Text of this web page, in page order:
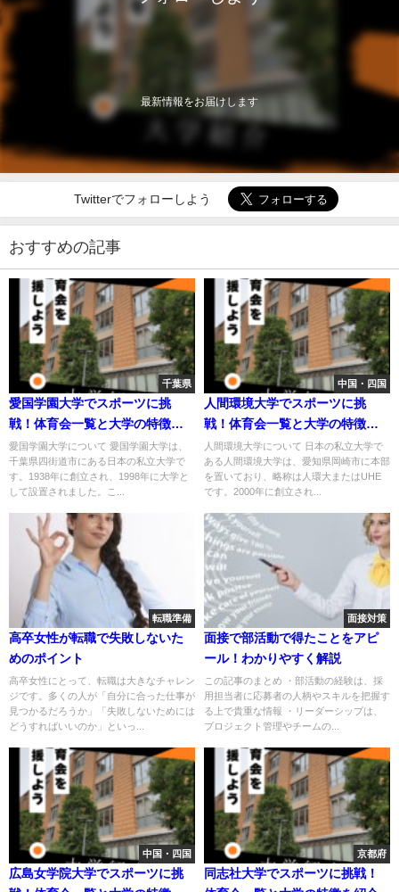
最新情報をお届けします
Twitterでフォローしよう
おすすめの記事
千葉県
愛国学園大学でスポーツに挑
戦！体育会一覧と大学の特徴を
紹介
愛国学園大学について 愛国学園大学は、
千葉県四街道市にある日本の私立大学で
す。1938年に創立され、1998年に大学と
して設置されました。こ...
中国・四国
人間環境大学でスポーツに挑
戦！体育会一覧と大学の特徴を
紹介
人間環境大学について 日本の私立大学で
ある人間環境大学は、愛知県岡崎市に本部
を置いており、略称は人環大またはUHE
です。2000年に創立され...
転職準備
高卒女性が転職で失敗しないた
めのポイント
高卒女性にとって、転職は大きなチャレン
ジです。多くの人が「自分に合った仕事が
見つかるだろうか」「失敗しないためには
どうすればいいのか」といっ...
面接対策
面接で部活動で得たことをアピ
ール！わかりやすく解説
この記事のまとめ ・部活動の経験は、採
用担当者に応募者の人柄やスキルを把握す
る上で貴重な情報 ・リーダーシップは、
プロジェクト管理やチームの...
中国・四国
広島女学院大学でスポーツに挑
京都府
同志社大学でスポーツに挑戦！